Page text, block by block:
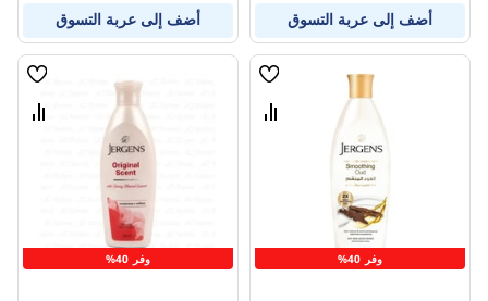
أضف إلى عربة التسوق أضف إلى عربة التسوق
وفر 40%
قائمة
قارن
وفر 40%
قائمة
قارن